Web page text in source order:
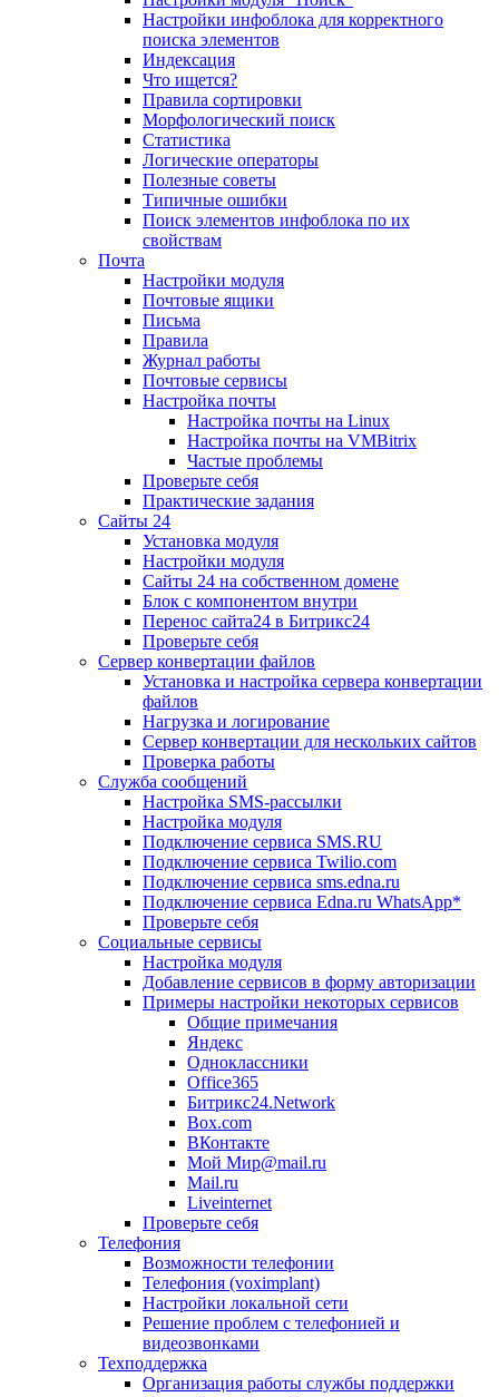
Настройки инфоблока для корректного
поиска элементов
Индексация
Что ищется?
Правила сортировки
Морфологический поиск
Статистика
Логические операторы
Полезные советы
Типичные ошибки
Поиск элементов инфоблока по их
свойствам
Почта
Настройки модуля
Почтовые ящики
Письма
Правила
Журнал работы
Почтовые сервисы
Настройка почты
Настройка почты на Linux
Настройка почты на VMBitrix
Частые проблемы
Проверьте себя
Практические задания
Сайты 24
Установка модуля
Настройки модуля
Сайты 24 на собственном домене
Блок с компонентом внутри
Перенос сайта24 в Битрикс24
Проверьте себя
Сервер конвертации файлов
Установка и настройка сервера конвертации
файлов
Нагрузка и логирование
Сервер конвертации для нескольких сайтов
Проверка работы
Служба сообщений
Настройка SMS-рассылки
Настройка модуля
Подключение сервиса SMS.RU
Подключение сервиса Twilio.com
Подключение сервиса sms.edna.ru
Подключение сервиса Edna.ru WhatsApp*
Проверьте себя
Социальные сервисы
Настройка модуля
Добавление сервисов в форму авторизации
Примеры настройки некоторых сервисов
Общие примечания
Яндекс
Одноклассники
Office365
Битрикс24.Network
Box.com
ВКонтакте
Мой Мир@mail.ru
Mail.ru
Liveinternet
Проверьте себя
Телефония
Возможности телефонии
Телефония (voximplant)
Настройки локальной сети
Решение проблем с телефонией и
видеозвонками
Техподдержка
Организация работы службы поддержки